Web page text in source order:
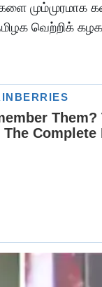
மும்முரமாக
வெற்றிக்